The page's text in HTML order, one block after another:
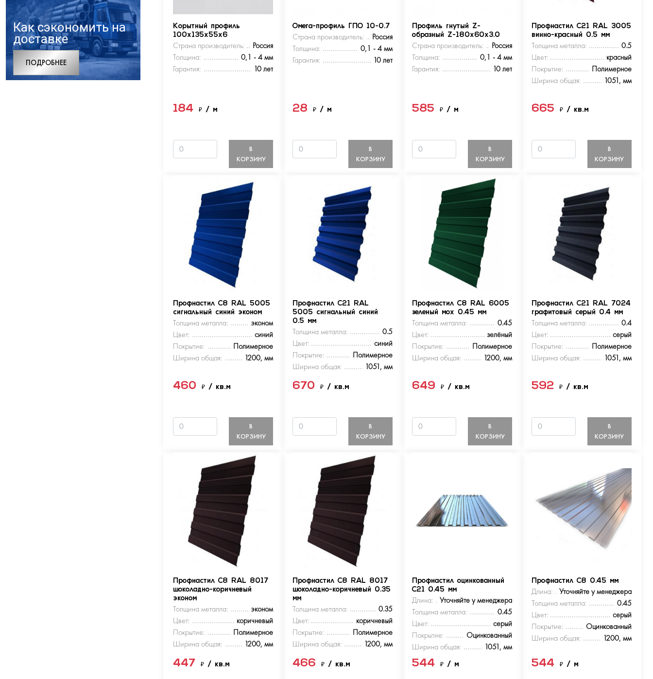
Как сэкономить на
доставке
ПОДРОБНЕЕ
Корытный профиль
100х135х55х6
Страна производитель:
Россия
Толщина:
0,1 - 4 мм
Гарантия:
10 лет
184₽/ м
В
КОРЗИНУ
Омега-профиль ГПО 10-0.7
Страна производитель:
Россия
Толщина:
0,1 - 4 мм
Гарантия:
10 лет
28₽/ м
В
КОРЗИНУ
Профиль гнутый Z-
образный Z-180х60х3.0
Страна производитель:
Россия
Толщина:
0,1 - 4 мм
Гарантия:
10 лет
585₽/ м
В
КОРЗИНУ
Профнастил С21 RAL 3005
винно-красный 0.5 мм
Толщина металла:
0.5
Цвет:
красный
Покрытие:
Полимерное
Ширина общая:
1051, мм
665 ₽ / кв.м
В
КОРЗИНУ
Профнастил С8 RAL 5005
сигнальный синий эконом
Толщина металла:
эконом
Цвет:
синий
Покрытие:
Полимерное
Ширина общая:
1200, мм
460₽/ кв.м
В
КОРЗИНУ
Профнастил С21 RAL
5005 сигнальный синий
0.5 мм
Толщина металла:
0.5
Цвет:
синий
Покрытие:
Полимерное
Ширина общая:
1051, мм
670₽/ кв.м
В
КОРЗИНУ
Профнастил С8 RAL 6005
зеленый мох 0.45 мм
Толщина металла:
0.45
Цвет:
зелёный
Покрытие:
Полимерное
Ширина общая:
1200, мм
649₽/ кв.м
В
КОРЗИНУ
Профнастил С21 RAL 7024
графитовый серый 0.4 мм
Толщина металла:
0.4
Цвет:
серый
Покрытие:
Полимерное
Ширина общая:
1051, мм
592 ₽ / кв.м
В
КОРЗИНУ
Профнастил С8 RAL 8017
шоколадно-коричневый
эконом
Толщина металла:
эконом
Цвет:
коричневый
Покрытие:
Полимерное
Ширина общая:
1200, мм
447₽/ кв.м
Профнастил С8 RAL 8017
шоколадно-коричневый 0.35
мм
Толщина металла:
0.35
Цвет:
коричневый
Покрытие:
Полимерное
Ширина общая:
1200, мм
466₽/ кв.м
Профнастил оцинкованный
С21 0.45 мм
Длина:
Уточняйте у менеджера
Толщина металла:
0.45
Цвет:
серый
Покрытие:
Оцинкованный
Ширина общая:
1051, мм
544₽/ м
Профнастил С8 0.45 мм
Длина:
Уточняйте у менеджера
Толщина металла:
0.45
Цвет:
серый
Покрытие:
Оцинкованный
Ширина общая:
1200, мм
544 ₽ / м